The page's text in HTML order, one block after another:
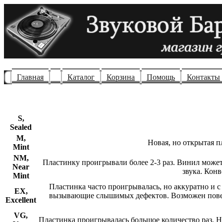
Главная Каталог Корзина Помощь Контакты
S,
Sealed
M,
Mint
Новая, но открытая
NM,
Near
Mint
Пластинку проигрывали более 2-3 раз. Винил
звука.
EX,
Excellent
Пластинка часто проигрывалась, но аккуратно
вызывающие слышимых дефектов. Возможен
VG,
Пластинка проигрывалась большое количество